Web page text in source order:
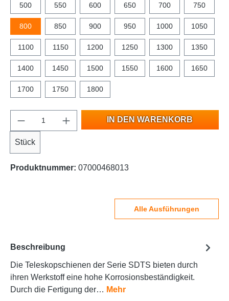
500 550 600 650 700 750
800 850 900 950 1000 1050
1100 1150 1200 1250 1300 1350
1400 1450 1500 1550 1600 1650
1700 1750 1800
Stück
IN DEN WARENKORB
Produktnummer: 07000468013
Alle Ausführungen
Beschreibung
Die Teleskopschienen der Serie SDTS bieten durch
ihren Werkstoff eine hohe Korrosionsbeständigkeit.
Durch die Fertigung der… Mehr